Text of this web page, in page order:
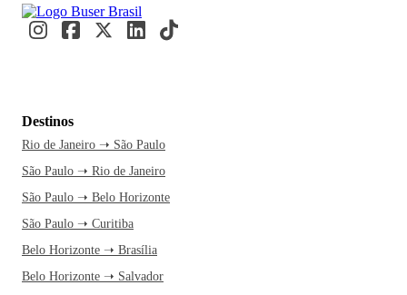
Destinos
Rio de Janeiro ➝ São Paulo
São Paulo ➝ Rio de Janeiro
São Paulo ➝ Belo Horizonte
São Paulo ➝ Curitiba
Belo Horizonte ➝ Brasília
Belo Horizonte ➝ Salvador